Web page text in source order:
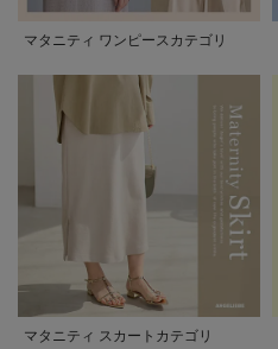
マタニティ ワンピースカテゴリ
マタニティ スカートカテゴリ